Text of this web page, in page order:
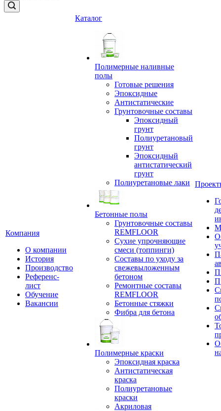
Компания
О компании
История
Производство
Референс-
лист
Обучение
Вакансии
Каталог
Полимерные наливные
полы
Готовые решения
Эпоксидные
Антистатические
Грунтовочные составы
Эпоксидный
грунт
Полиуретановый
грунт
Эпоксидный
антистатический
грунт
Полиуретановые лаки
Бетонные полы
Грунтовочные составы
REMFLOOR
Сухие упрочняющие
смеси (топпинги)
Составы по уходу за
свежевыложенным
бетоном
Ремонтные составы
REMFLOOR
Бетонные стяжки
Фибра для бетона
Полимерные краски
Эпоксидная краска
Антистатическая
краска
Полиуретановые
краски
Акриловая